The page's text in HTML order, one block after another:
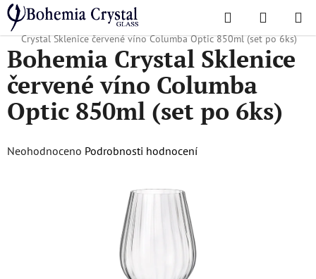
Přejít
na
obsah
Hledat
KOŠÍK
Domů
/ Oblíbené kolekce / Vánoční nabídka Vánoční zboží /
Bohemia
Crystal Sklenice červené víno Columba Optic 850ml (set po 6ks)
Bohemia Crystal Sklenice
červené víno Columba
Optic 850ml (set po 6ks)
Průměrné
Neohodnoceno Podrobnosti hodnocení